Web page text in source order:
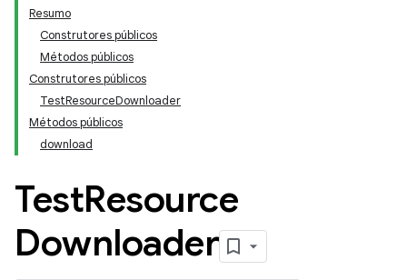
Resumo
Construtores públicos
Métodos públicos
Construtores públicos
TestResourceDownloader
Métodos públicos
download
TestResource
Downloader